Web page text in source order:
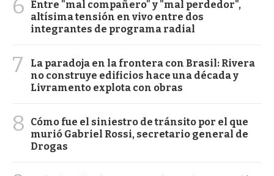
6
Entre "mal compañero" y "mal perdedor",
altísima tensión en vivo entre dos
integrantes de programa radial
7
La paradoja en la frontera con Brasil: Rivera
no construye edificios hace una década y
Livramento explota con obras
8
Cómo fue el siniestro de tránsito por el que
murió Gabriel Rossi, secretario general de
Drogas